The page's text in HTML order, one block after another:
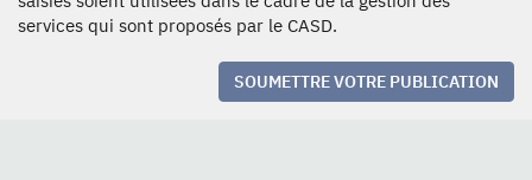
services qui sont proposés par le CASD.
SOUMETTRE VOTRE PUBLICATION